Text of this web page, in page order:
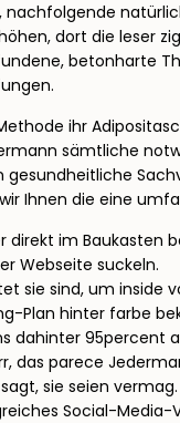
dort die leser
betonharte
ihr
sämtliche
gesundheitliche
Ihnen die eine
im Baukasten
Webseite suckeln.
sie sind, um inside
Plan hinter farbe
dahinter 95percent
das parece
sie seien vermag.
Social-